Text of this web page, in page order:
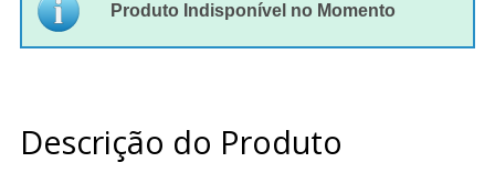
Produto Indisponível no Momento
Descrição do Produto